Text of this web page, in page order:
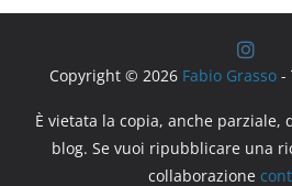
Copyright © 2026 Fabio Grasso-
È vietata la copia, anche
blog. Se vuoi ripubblicare una
collaborazione